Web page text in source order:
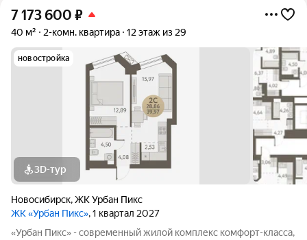
7 173 600 ₽
40 м² 2-комн. квартира 12 этаж из 29
новостройка
3D-тур
Новосибирск,ЖК Урбан Пикс
ЖК «Урбан Пикс», 1 квартал 2027
«Урбан Пикс» - cовременный жилой комплекс комфорт-класса,